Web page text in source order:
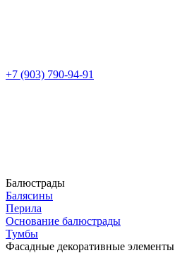
+7 (903) 790-94-91
Балюстрады
Балясины
Перила
Основание балюстрады
Тумбы
Фасадные декоративные элементы